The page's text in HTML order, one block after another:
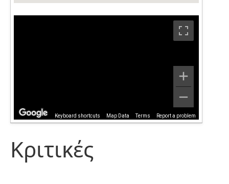
Keyboard shortcuts Map Data Terms Report a problem
Κριτικές